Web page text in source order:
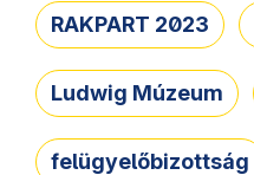
RAKPART 2023
Ludwig Múzeum
felügyelőbizottság